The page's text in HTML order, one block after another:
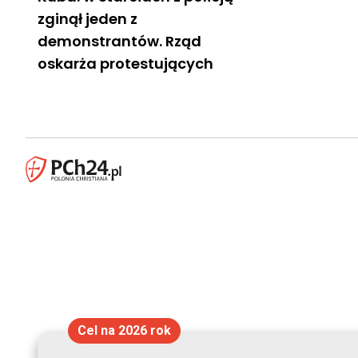
zginął jeden z
demonstrantów. Rząd
oskarża protestujących
Cel na 2026 rok